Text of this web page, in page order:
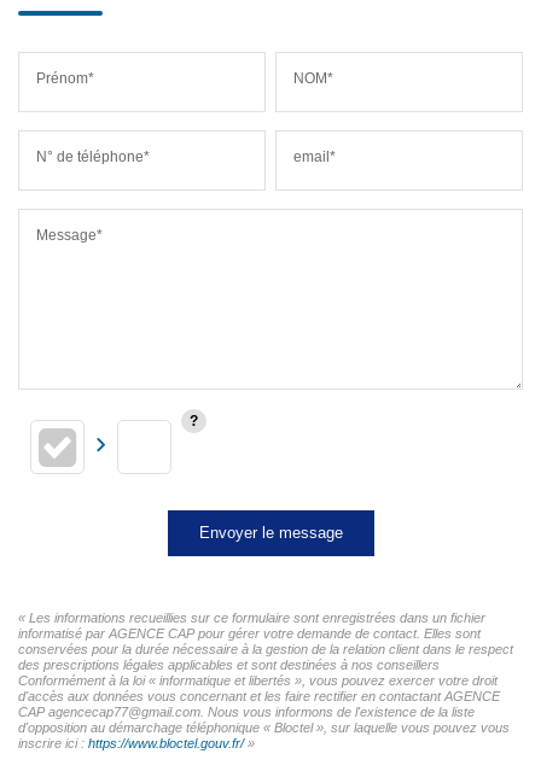
Prénom* NOM*
N° de téléphone* email*
Message*
Envoyer le message
« Les informations recueillies sur ce formulaire sont enregistrées dans un fichier
informatisé par AGENCE CAP pour gérer votre demande de contact. Elles sont
conservées pour la durée nécessaire à la gestion de la relation client dans le respect
des prescriptions légales applicables et sont destinées à nos conseillers
Conformément à la loi « informatique et libertés », vous pouvez exercer votre droit
d'accès aux données vous concernant et les faire rectifier en contactant AGENCE
CAP agencecap77@gmail.com. Nous vous informons de l'existence de la liste
d'opposition au démarchage téléphonique « Bloctel », sur laquelle vous pouvez vous
inscrire ici : https://www.bloctel.gouv.fr/»